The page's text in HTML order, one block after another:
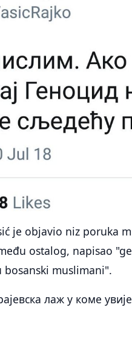
je objavio niz poruka
ostalog, napisao
muslimani".
лаж у коме